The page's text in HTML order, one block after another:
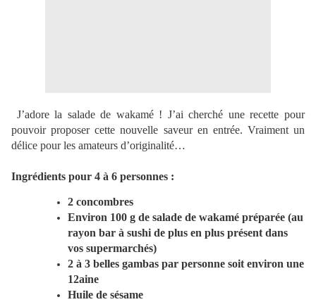
J’adore la salade de wakamé ! J’ai cherché une recette pour
pouvoir proposer cette nouvelle saveur en entrée. Vraiment un
délice pour les amateurs d’originalité…
Ingrédients pour 4 à 6 personnes :
2 concombres
Environ 100 g de salade de wakamé préparée (au
rayon bar à sushi de plus en plus présent dans
vos supermarchés)
2 à 3 belles gambas par personne soit environ une
12aine
Huile de sésame